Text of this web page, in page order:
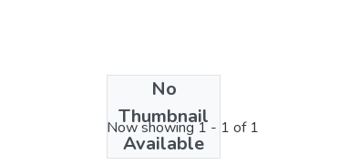
No
Thumbnail
Available
License bundle
Now showing1 - 1 of 1